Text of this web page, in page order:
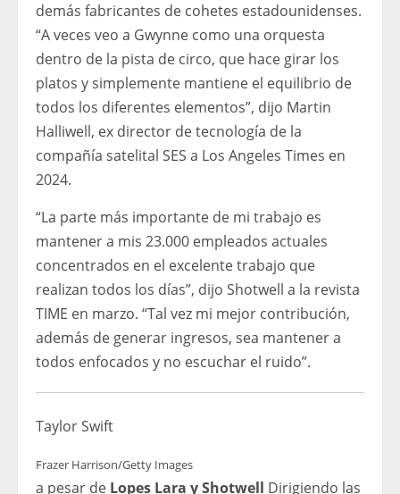
demás fabricantes de cohetes estadounidenses.
“A veces veo a Gwynne como una orquesta
dentro de la pista de circo, que hace girar los
platos y simplemente mantiene el equilibrio de
todos los diferentes elementos”, dijo Martin
Halliwell, ex director de tecnología de la
compañía satelital SES a Los Angeles Times en
2024.
“La parte más importante de mi trabajo es
mantener a mis 23.000 empleados actuales
concentrados en el excelente trabajo que
realizan todos los días”, dijo Shotwell a la revista
TIME en marzo. “Tal vez mi mejor contribución,
además de generar ingresos, sea mantener a
todos enfocados y no escuchar el ruido”.
Taylor Swift
Frazer Harrison/Getty Images
a pesar de Lopes Lara y Shotwell Dirigiendo las